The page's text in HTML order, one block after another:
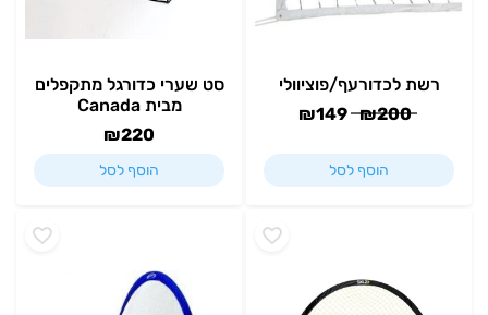
רשת לכדורעף/פוציוולי
₪200
₪149
הוסף לסל
סט שערי כדורגל מתקפלים
מבית Canada
₪220
הוסף לסל